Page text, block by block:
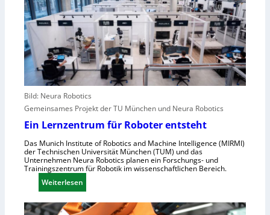
r
o
p
a
h
s
e
l
l
n
s
n
e
l
r
n
g
e
i
f
r
d
u
s
t
i
e
Bild: Neura Robotics
Gemeinsames Projekt der TU München und Neura Robotics
Ein Lernzentrum für Roboter entsteht
Das Munich Institute of Robotics and Machine Intelligence (MIRMI)
der Technischen Universität München (TUM) und das
Unternehmen Neura Robotics planen ein Forschungs- und
Trainingszentrum für Robotik im wissenschaftlichen Bereich.
Weiterlesen
E
i